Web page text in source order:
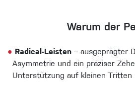
Warum der
● Radical-Leisten – ausgeprägter
Asymmetrie und ein präziser
Unterstützung auf kleinen Tritten